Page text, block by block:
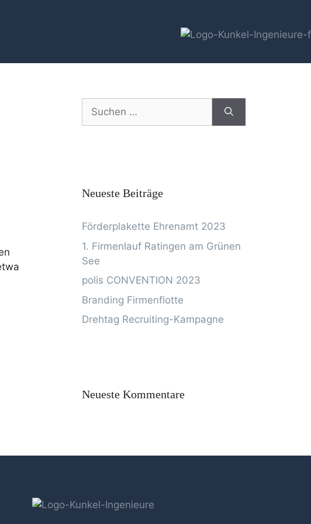
Neueste Beiträge
Förderplakette Ehrenamt 2023
1. Firmenlauf Ratingen am Grünen
See
polis CONVENTION 2023
Branding Firmenflotte
Drehtag Recruiting-Kampagne
Neueste Kommentare